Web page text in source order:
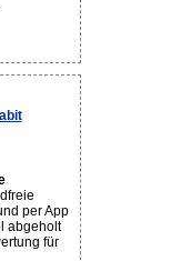
per App
abgeholt
für